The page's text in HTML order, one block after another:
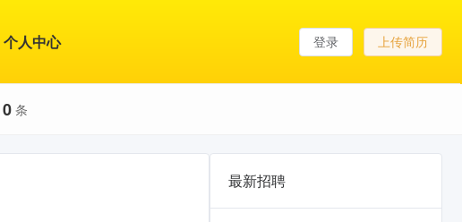
个人中心 登录 上传简历
0 条
最新招聘